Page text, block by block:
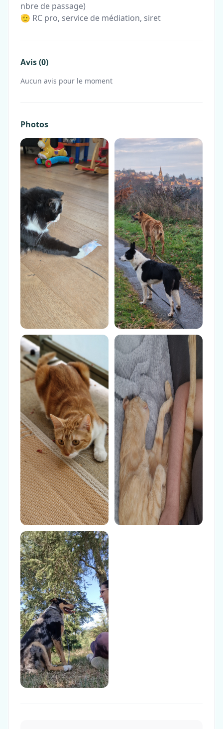
nbre de passage)
🫡 RC pro, service de médiation, siret
Avis (0)
Aucun avis pour le moment
Photos